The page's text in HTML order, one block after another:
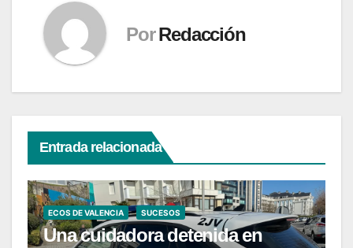
Por Redacción
Entrada relacionada
ECOS DE VALENCIA SUCESOS
Una cuidadora detenida en